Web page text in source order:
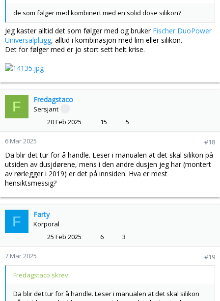
de som følger med kombinert med en solid dose silikon?
Jeg kaster alltid det som følger med og bruker Fischer DuoPower
Universalplugg, alltid i kombinasjon med lim eller silikon.
Det for følger med er jo stort sett helt krise.
F Fredagstaco
Sersjant
20 Feb 2025
15 5
6 Mar 2025 #18
Da blir det tur for å handle. Leser i manualen at det skal silikon på
utsiden av dusjdørene, mens i den andre dusjen jeg har (montert
av rørlegger i 2019) er det på innsiden. Hva er mest
hensiktsmessig?
F Farty
Korporal
25 Feb 2025
6 3
7 Mar 2025 #19
Fredagstaco skrev:
Da blir det tur for å handle. Leser i manualen at det skal silikon